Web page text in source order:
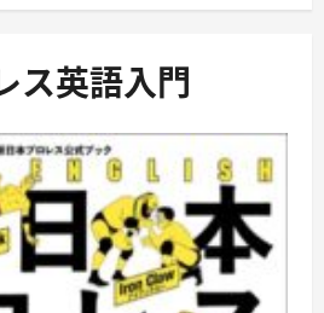
ス英語入門